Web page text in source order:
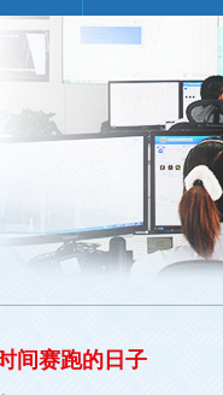
间赛跑的日子